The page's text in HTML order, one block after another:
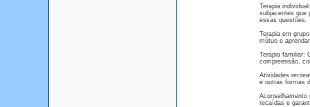
Terapia
subjacentes que
essas questőes.
Terapia em
mútuo e
Terapia familiar:
compreensăo,
Atividades
e outras formas
Aconselhamento
recaídas e